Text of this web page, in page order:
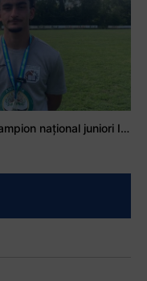
Mohamed Salhi, vicecampion național juniori I: Rugby-ul te învață să accepți și înfrângerile